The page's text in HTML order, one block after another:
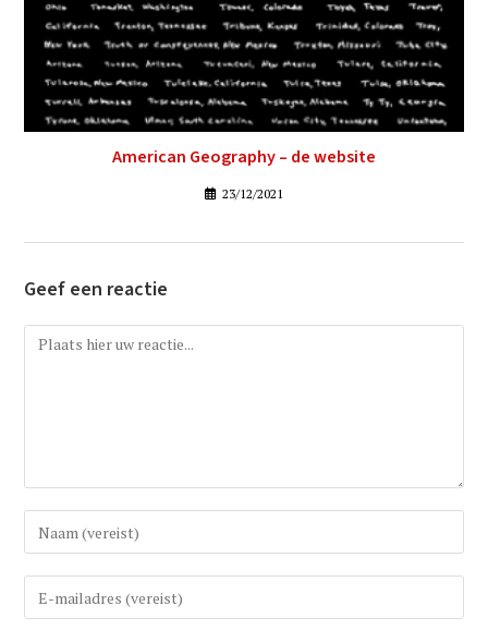
American Geography – de website
23/12/2021
Geef een reactie
Reactie
Vul
uw
(gebruikers)naam
Vul
uw